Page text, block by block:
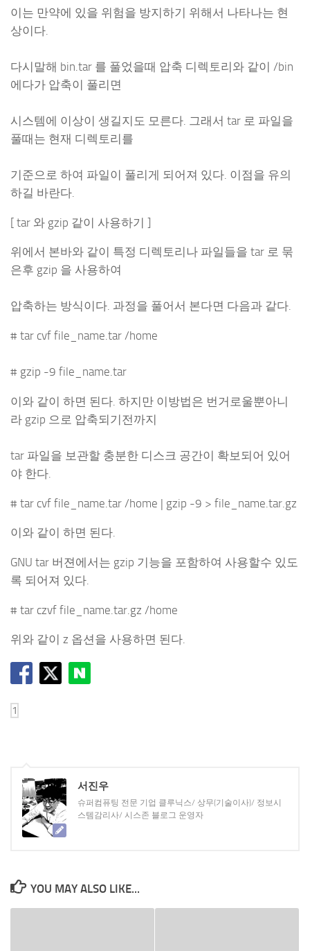
이는 만약에 있을 위험을 방지하기 위해서 나타나는 현
상이다.
다시말해 bin.tar 를 풀었을때 압축 디렉토리와 같이 /bin
에다가 압축이 풀리면
시스템에 이상이 생길지도 모른다. 그래서 tar 로 파일을
풀때는 현재 디렉토리를
기준으로 하여 파일이 풀리게 되어져 있다. 이점을 유의
하길 바란다.
[ tar 와 gzip 같이 사용하기 ]
위에서 본바와 같이 특정 디렉토리나 파일들을 tar 로 묶
은후 gzip 을 사용하여
압축하는 방식이다. 과정을 풀어서 본다면 다음과 같다.
# tar cvf file_name.tar /home
# gzip -9 file_name.tar
이와 같이 하면 된다. 하지만 이방법은 번거로울뿐아니
라 gzip 으로 압축되기전까지
tar 파일을 보관할 충분한 디스크 공간이 확보되어 있어
야 한다.
# tar cvf file_name.tar /home | gzip -9 > file_name.tar.gz
이와 같이 하면 된다.
GNU tar 버젼에서는 gzip 기능을 포함하여 사용할수 있도
록 되어져 있다.
# tar czvf file_name.tar.gz /home
위와 같이 z 옵션을 사용하면 된다.
서진우
슈퍼컴퓨팅 전문 기업 클루닉스/ 상무(기술이사)/ 정보시
스템감리사/ 시스존 블로그 운영자
YOU MAY ALSO LIKE...